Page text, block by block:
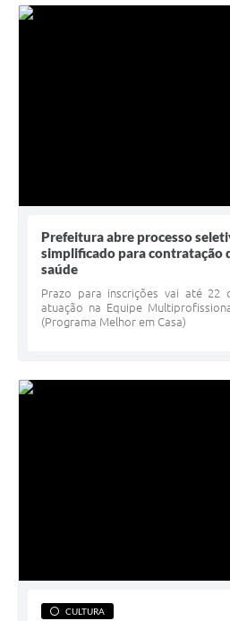
Prefeitura abre processo
simplificado para contratação
saúde
Prazo para inscrições vai até 22
atuação na Equipe
(Programa Melhor em Casa)
CULTURA